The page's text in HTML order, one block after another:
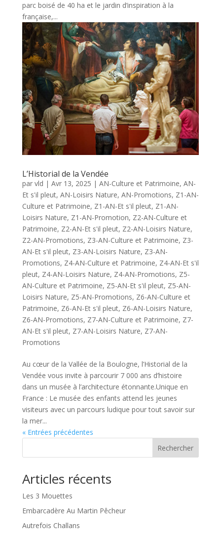
parc boisé de 40 ha et le jardin d’inspiration à la
française,...
L’Historial de la Vendée
par vld | Avr 13, 2025 | AN-Culture et Patrimoine, AN-
Et s'il pleut, AN-Loisirs Nature, AN-Promotions, Z1-AN-
Culture et Patrimoine, Z1-AN-Et s'il pleut, Z1-AN-
Loisirs Nature, Z1-AN-Promotion, Z2-AN-Culture et
Patrimoine, Z2-AN-Et s'il pleut, Z2-AN-Loisirs Nature,
Z2-AN-Promotions, Z3-AN-Culture et Patrimoine, Z3-
AN-Et s'il pleut, Z3-AN-Loisirs Nature, Z3-AN-
Promotions, Z4-AN-Culture et Patrimoine, Z4-AN-Et s'il
pleut, Z4-AN-Loisirs Nature, Z4-AN-Promotions, Z5-
AN-Culture et Patrimoine, Z5-AN-Et s'il pleut, Z5-AN-
Loisirs Nature, Z5-AN-Promotions, Z6-AN-Culture et
Patrimoine, Z6-AN-Et s'il pleut, Z6-AN-Loisirs Nature,
Z6-AN-Promotions, Z7-AN-Culture et Patrimoine, Z7-
AN-Et s'il pleut, Z7-AN-Loisirs Nature, Z7-AN-
Promotions
Au cœur de la Vallée de la Boulogne, l’Historial de la
Vendée vous invite à parcourir 7 000 ans d’histoire
dans un musée à l’architecture étonnante.Unique en
France : Le musée des enfants attend les jeunes
visiteurs avec un parcours ludique pour tout savoir sur
la mer...
« Entrées précédentes
Rechercher
Articles récents
Les 3 Mouettes
Embarcadère Au Martin Pêcheur
Autrefois Challans